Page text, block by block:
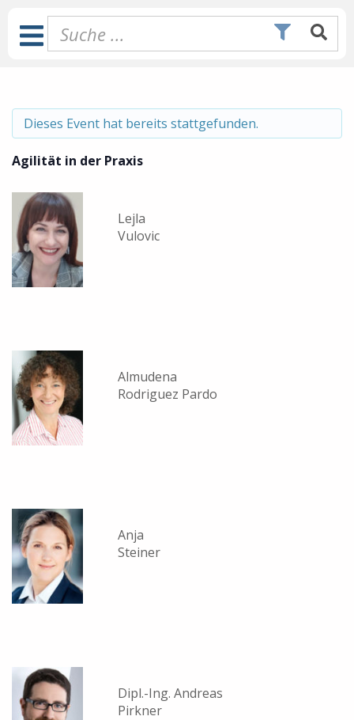
Inhalt
springen
Toggle
Navigation
Dieses Event hat bereits stattgefunden.
Agilität in der Praxis
Lejla
Vulovic
Almudena
Rodriguez Pardo
Anja
Steiner
Dipl.-Ing. Andreas
Pirkner